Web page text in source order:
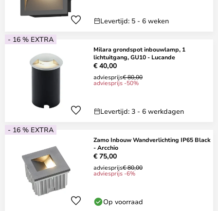
Levertijd: 5 - 6 weken
- 16 % EXTRA
Milara grondspot inbouwlamp, 1
lichtuitgang, GU10 - Lucande
€ 40,00
adviesprijs€ 80,00
adviesprijs -50%
Levertijd: 3 - 6 werkdagen
- 16 % EXTRA
Zamo Inbouw Wandverlichting IP65 Black
- Arcchio
€ 75,00
adviesprijs€ 80,00
adviesprijs -6%
Op voorraad